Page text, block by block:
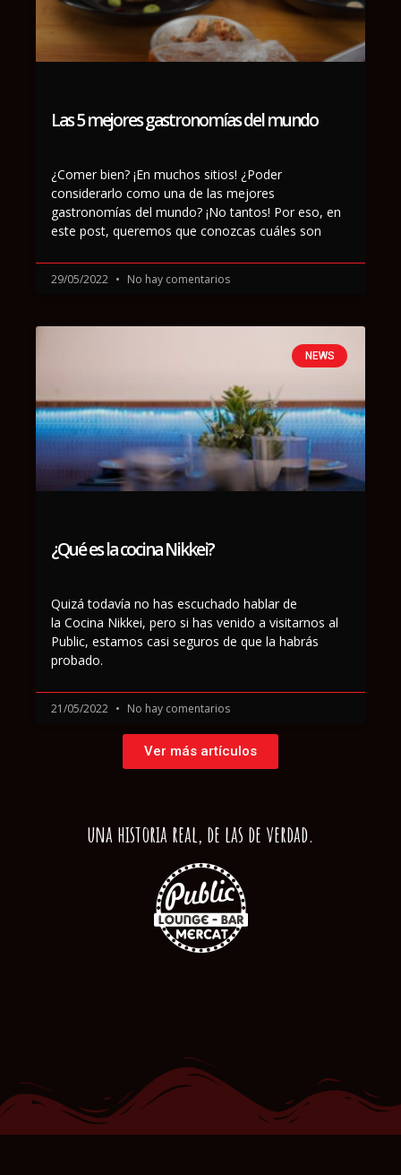
Las 5 mejores gastronomías del mundo
¿Comer bien? ¡En muchos sitios! ¿Poder
considerarlo como una de las mejores
gastronomías del mundo? ¡No tantos! Por eso, en
este post, queremos que conozcas cuáles son
29/05/2022 No hay comentarios
NEWS
¿Qué es la cocina Nikkei?
Quizá todavía no has escuchado hablar de
la Cocina Nikkei, pero si has venido a visitarnos al
Public, estamos casi seguros de que la habrás
probado.
21/05/2022 No hay comentarios
Ver más artículos
una historia real, de las de verdad.